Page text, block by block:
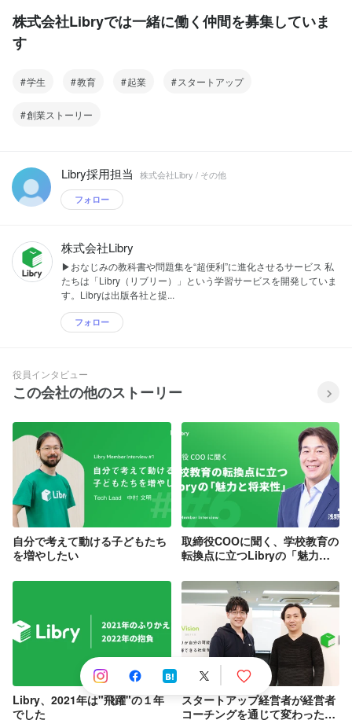
株式会社Libryでは一緒に働く仲間を募集していま
す
学生 教育 起業 スタートアップ
創業ストーリー
Libry採用担当 株式会社Libry / その他
フォロー
株式会社Libry
▶おなじみの教科書や問題集を“超便利”に進化させるサービス 私
たちは「Libry（リブリー）」という学習サービスを開発していま
す。Libryは出版各社と提...
フォロー
役員インタビュー
この会社の他のストーリー
自分で考えて動ける子どもたち
を増やしたい
取締役COOに聞く、学校教育の
転換点に立つLibryの「魅力と
Libry、2021年は"飛躍"の１年
でした
スタートアップ経営者が経営者
コーチングを通じて変わった自